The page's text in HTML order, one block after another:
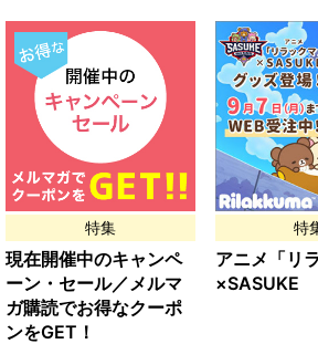
特集
現在開催中のキャンペ
ーン・セール／メルマ
ガ購読でお得なクーポ
ンをGET！
特
アニメ「リ
×SASUKE